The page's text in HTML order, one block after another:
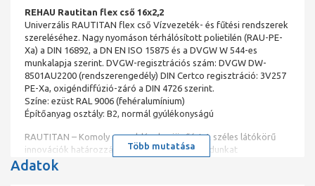
REHAU Rautitan flex cső 16x2,2
Univerzális RAUTITAN flex cső Vízvezeték- és fűtési rendszerek
szereléséhez. Nagy nyomáson térhálósított polietilén (RAU-PE-
Xa) a DIN 16892, a DN EN ISO 15875 és a DVGW W 544-es
munkalapja szerint. DVGW-regisztrációs szám: DVGW DW-
8501AU2200 (rendszerengedély) DIN Certco regisztráció: 3V257
PE-Xa, oxigéndiffúzió-záró a DIN 4726 szerint.
Színe: ezüst RAL 9006 (fehéralumínium)
Építőanyag osztály: B2, normál gyúlékonyságú
RAUTITAN – Komoly megoldások a jövőért A széles látókörű
innovációk határozzák meg gondolkodásmódunkat
EGY RENDSZER MINDEN ALKALMAZÁSI TERÜLETRE A
Több mutatása
Adatok